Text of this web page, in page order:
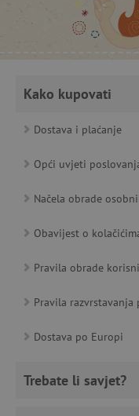
Kako kupovati
Dostava i plaćanje
Opći uvjeti
Načela obrade
Obavijest o
Pravila obrade
Pravila razvrstavanja
Dostava po Europi
Trebate li savjet?
PHPSESSID
__cf_bm